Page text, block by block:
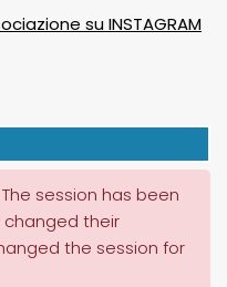
su INSTAGRAM
session has been
their
the session for